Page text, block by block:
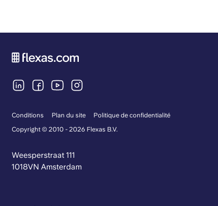
Conditions Plan du site
Politique de confidentialité
Copyright © 2010 - 2026 Flexas B.V.
Weesperstraat 111
1018VN Amsterdam